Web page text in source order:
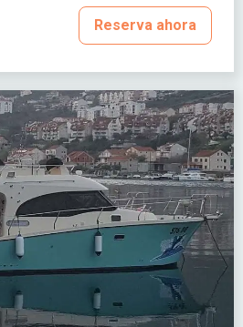
Reserva ahora